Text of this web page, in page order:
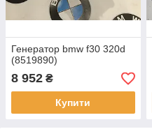
Генератор bmw f30 320d
(8519890)
8 952 ₴
Купити